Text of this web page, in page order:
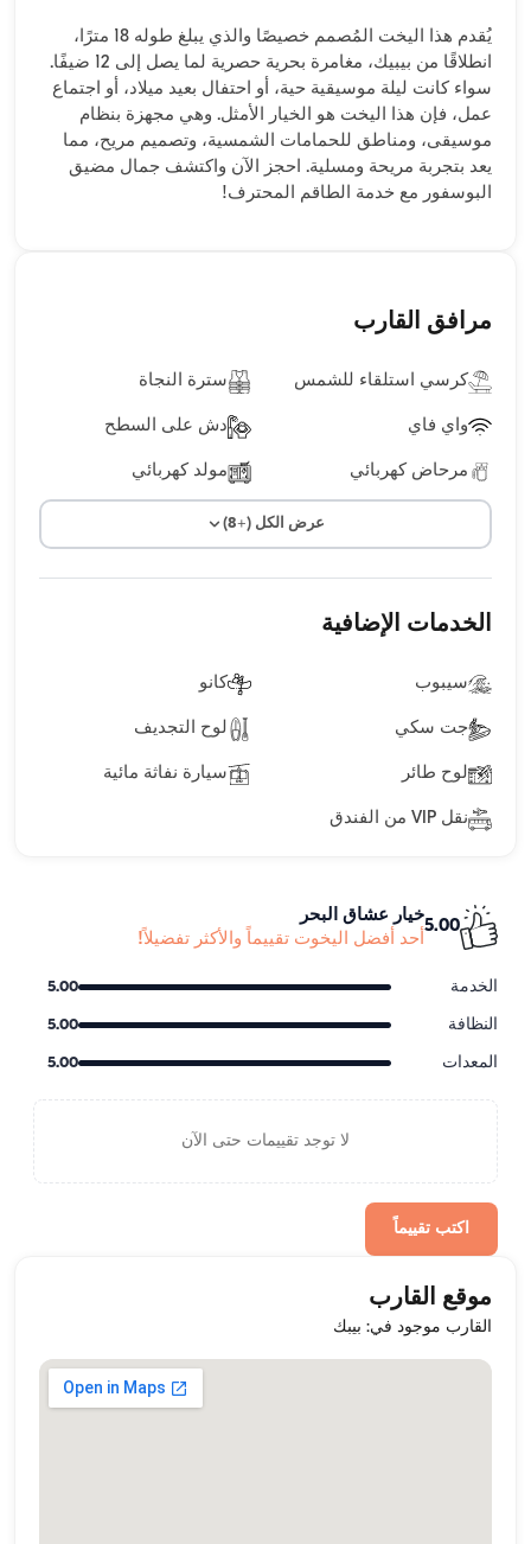
يُقدم هذا اليخت المُصمم خصيصًا والذي يبلغ طوله 18 مترًا،
انطلاقًا من بيبيك، مغامرة بحرية حصرية لما يصل إلى 12 ضيفًا.
سواء كانت ليلة موسيقية حية، أو احتفال بعيد ميلاد، أو اجتماع
عمل، فإن هذا اليخت هو الخيار الأمثل. وهي مجهزة بنظام
موسيقى، ومناطق للحمامات الشمسية، وتصميم مريح، مما
يعد بتجربة مريحة ومسلية. احجز الآن واكتشف جمال مضيق
البوسفور مع خدمة الطاقم المحترف!
مرافق القارب
كرسي استلقاء للشمس سترة النجاة
واي فاي دش على السطح
مرحاض كهربائي مولد كهربائي
عرض الكل (+8)
الخدمات الإضافية
سيبوب كانو
جت سكي لوح التجديف
لوح طائر سيارة نفاثة مائية
نقل VIP من الفندق
5.00
خيار عشاق البحر
أحد أفضل اليخوت تقييماً والأكثر تفضيلاً!
الخدمة 5.00
النظافة 5.00
المعدات 5.00
لا توجد تقييمات حتى الآن
اكتب تقييماً
موقع القارب
القارب موجود في: بيبك